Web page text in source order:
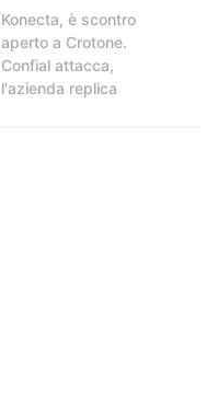
Konecta, è scontro
aperto a Crotone.
Confial attacca,
l'azienda replica